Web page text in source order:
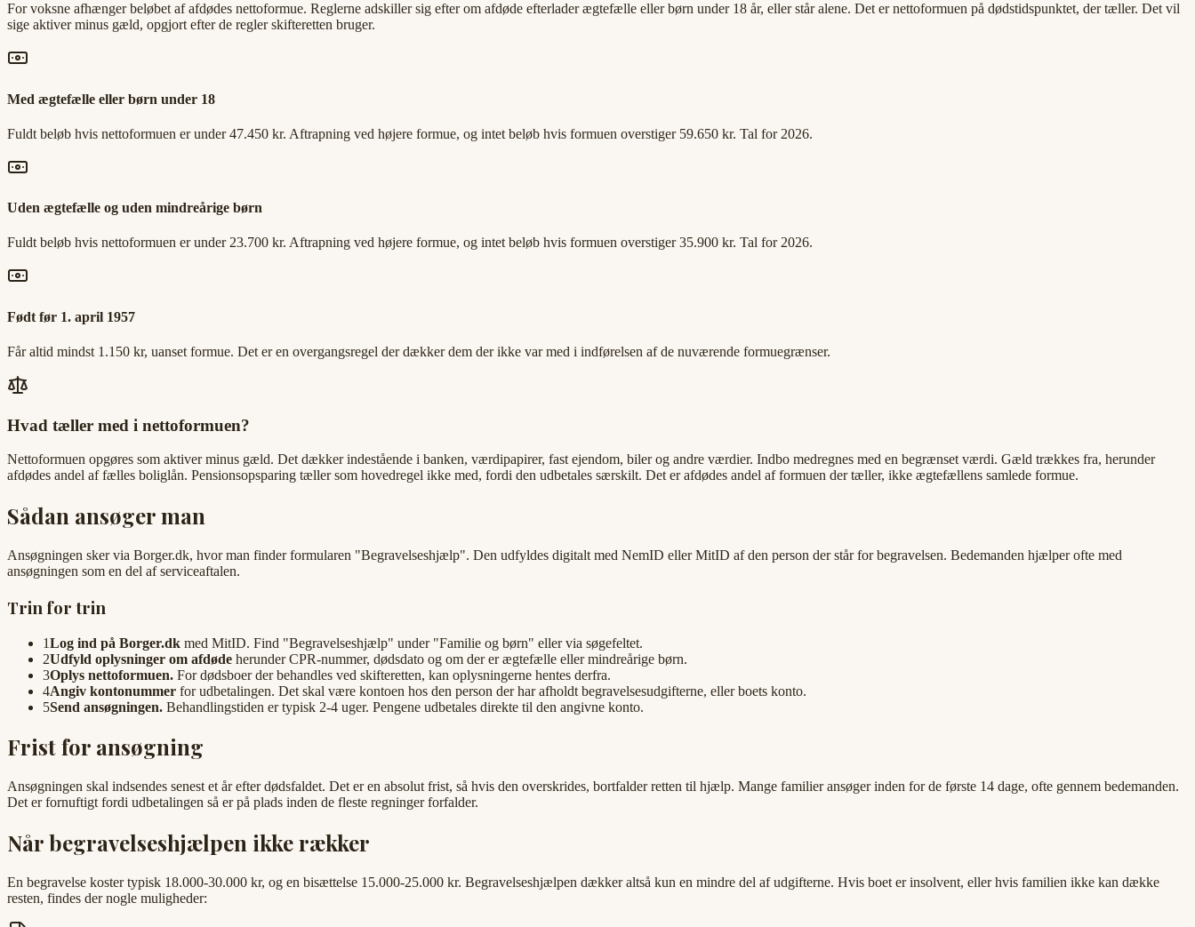
For voksne afhænger beløbet af afdødes nettoformue. Reglerne adskiller sig efter om afdøde efterlader ægtefælle eller børn under 18 år, eller står alene. Det er nettoformuen på dødstidspunktet, der tæller. Det vil
sige aktiver minus gæld, opgjort efter de regler skifteretten bruger.
Med ægtefælle eller børn under 18
Fuldt beløb hvis nettoformuen er under 47.450 kr. Aftrapning ved højere formue, og intet beløb hvis formuen overstiger 59.650 kr. Tal for 2026.
Uden ægtefælle og uden mindreårige børn
Fuldt beløb hvis nettoformuen er under 23.700 kr. Aftrapning ved højere formue, og intet beløb hvis formuen overstiger 35.900 kr. Tal for 2026.
Født før 1. april 1957
Får altid mindst 1.150 kr, uanset formue. Det er en overgangsregel der dækker dem der ikke var med i indførelsen af de nuværende formuegrænser.
Hvad tæller med i nettoformuen?
Nettoformuen opgøres som aktiver minus gæld. Det dækker indestående i banken, værdipapirer, fast ejendom, biler og andre værdier. Indbo medregnes med en begrænset værdi. Gæld trækkes fra, herunder
afdødes andel af fælles boliglån. Pensionsopsparing tæller som hovedregel ikke med, fordi den udbetales særskilt. Det er afdødes andel af formuen der tæller, ikke ægtefællens samlede formue.
Sådan ansøger man
Ansøgningen sker via Borger.dk, hvor man finder formularen "Begravelseshjælp". Den udfyldes digitalt med NemID eller MitID af den person der står for begravelsen. Bedemanden hjælper ofte med
ansøgningen som en del af serviceaftalen.
Trin for trin
1Log ind på Borger.dk med MitID. Find "Begravelseshjælp" under "Familie og børn" eller via søgefeltet.
2Udfyld oplysninger om afdøde herunder CPR-nummer, dødsdato og om der er ægtefælle eller mindreårige børn.
3Oplys nettoformuen. For dødsboer der behandles ved skifteretten, kan oplysningerne hentes derfra.
4Angiv kontonummer for udbetalingen. Det skal være kontoen hos den person der har afholdt begravelsesudgifterne, eller boets konto.
5Send ansøgningen. Behandlingstiden er typisk 2-4 uger. Pengene udbetales direkte til den angivne konto.
Frist for ansøgning
Ansøgningen skal indsendes senest et år efter dødsfaldet. Det er en absolut frist, så hvis den overskrides, bortfalder retten til hjælp. Mange familier ansøger inden for de første 14 dage, ofte gennem bedemanden.
Det er fornuftigt fordi udbetalingen så er på plads inden de fleste regninger forfalder.
Når begravelseshjælpen ikke rækker
En begravelse koster typisk 18.000-30.000 kr, og en bisættelse 15.000-25.000 kr. Begravelseshjælpen dækker altså kun en mindre del af udgifterne. Hvis boet er insolvent, eller hvis familien ikke kan dække
resten, findes der nogle muligheder: